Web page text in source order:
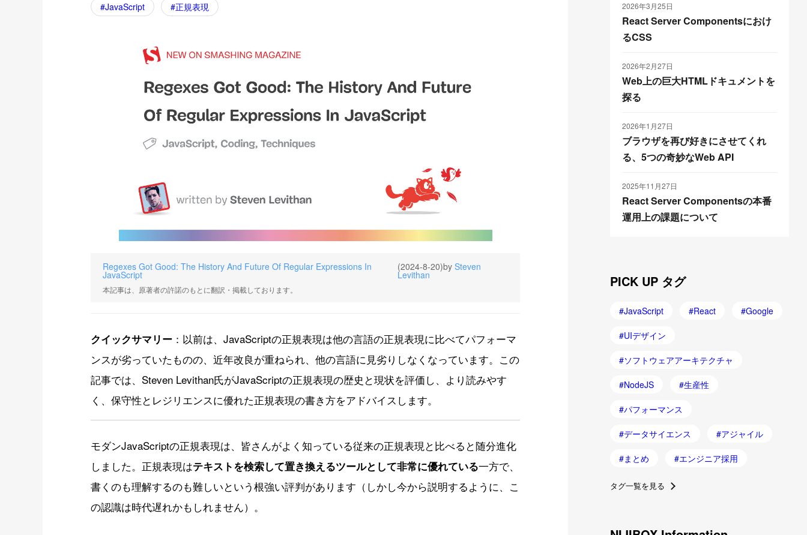
JavaScript 正規表現
Regexes Got Good: The History And Future Of Regular Expressions In
JavaScript
(2024-8-20)by Steven
Levithan
本記事は、原著者の許諾のもとに翻訳・掲載しております。
クイックサマリー ：以前は、JavaScriptの正規表現は他の言語の正規表現に比べてパフォーマ
ンスが劣っていたものの、近年改良が重ねられ、他の言語に見劣りしなくなっています。この
記事では、Steven Levithan氏がJavaScriptの正規表現の歴史と現状を評価し、より読みやす
く、保守性とレジリエンスに優れた正規表現の書き方をアドバイスします。
モダンJavaScriptの正規表現は、皆さんがよく知っている従来の正規表現と比べると随分進化
しました。正規表現はテキストを検索して置き換えるツールとして非常に優れている一方で、
書くのも理解するのも難しいという根強い評判があります（しかし今から説明するように、こ
の認識は時代遅れかもしれません）。
2026年3月25日
React Server Componentsにおけ
るCSS
2026年2月27日
Web上の巨大HTMLドキュメントを
探る
2026年1月27日
ブラウザを再び好きにさせてくれ
る、5つの奇妙なWeb API
2025年11月27日
React Server Componentsの本番
運用上の課題について
PICK UP タグ
JavaScript React Google
UIデザイン
ソフトウェアアーキテクチャ
NodeJS 生産性
パフォーマンス
データサイエンス アジャイル
まとめ エンジニア採用
タグ一覧を見る